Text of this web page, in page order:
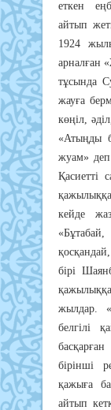
еткен
айтып
1924
арналған
тұсында
жауға
көңіл,
«Атыңды
жуам» деп
Қасиетті
кейде
бірі
жылдар.
белгілі
бірінші
қажыға
айтып